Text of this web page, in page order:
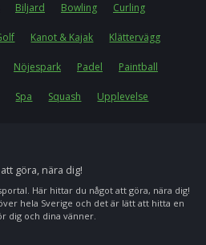
Biljard Bowling Curling
Kanot & Kajak Klättervägg
Nöjespark Padel Paintball
Spa Squash Upplevelse
göra, nära dig!
Här hittar du något att göra, nära dig!
hela Sverige och det är lätt att hitta en
dig och dina vänner.